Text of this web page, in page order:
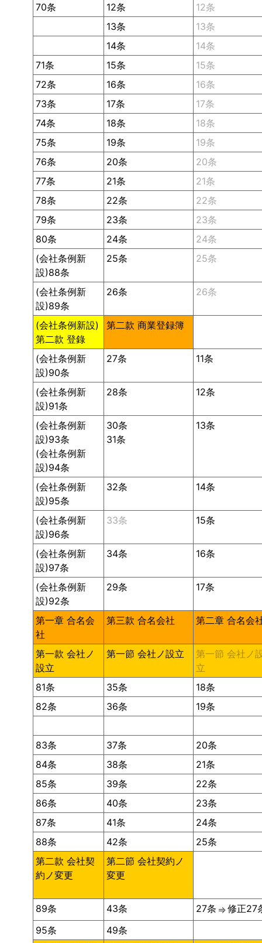
70条 12条
12条
13条
13条
14条
14条
71条
15条
15条
72条
16条
16条
73条
17条
17条
74条
18条
18条
75条
19条
19条
76条
20条
20条
77条
21条
21条
78条
22条
22条
79条
23条
23条
80条
24条
24条
(会社条例新
設)88条
25条 25条
(会社条例新
設)89条
26条 26条
(会社条例新設)
第二款 登錄
第二款 商業登録簿
(会社条例新
設)90条
27条 11条
(会社条例新
設)91条
28条 12条
(会社条例新
設)93条
(会社条例新
設)94条
30条
31条
13条
(会社条例新
設)95条
32条 14条
(会社条例新
設)96条
33条 15条
(会社条例新
設)97条
34条 16条
(会社条例新
設)92条
29条 17条
第一章 合名会
社
第三款 合名会社 第二章 合名会
第一款 会社ノ
設立
第一節 会社ノ設立
第一節 会社ノ
立
81条
35条
18条
82条
36条 19条
83条 37条
20条
84条
38条
21条
85条
39条
22条
86条
40条
23条
87条
41条
24条
88条
42条
25条
第二款 会社契
約ノ変更
第二節 会社契約ノ
変更
89条 43条 27条 ⇒修正27
95条
49条